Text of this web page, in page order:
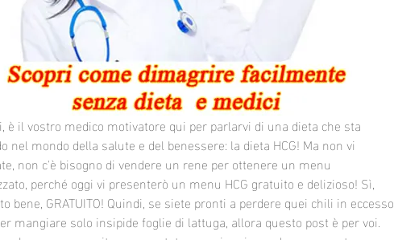
è il vostro medico motivatore qui per parlarvi di una dieta che sta
nel mondo della salute e del benessere: la dieta HCG! Ma non vi
non c'è bisogno di vendere un rene per ottenere un menu
perché oggi vi presenterò un menu HCG gratuito e delizioso! Sì,
bene, GRATUITO! Quindi, se siete pronti a perdere quei chili in eccesso
mangiare solo insipide foglie di lattuga, allora questo post è per voi.